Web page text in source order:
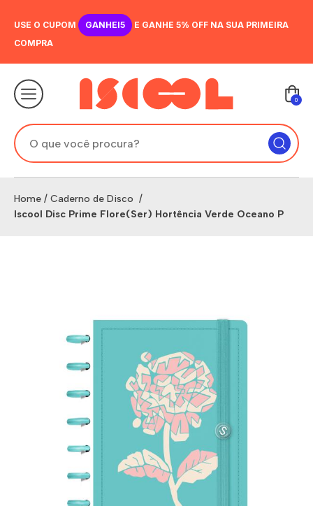
USE O CUPOM GANHEI5
E GANHE 5% OFF NA SUA PRIMEIRA
COMPRA
0
Home / Caderno de Disco /
Iscool Disc Prime Flore(Ser) Hortência Verde Oceano P